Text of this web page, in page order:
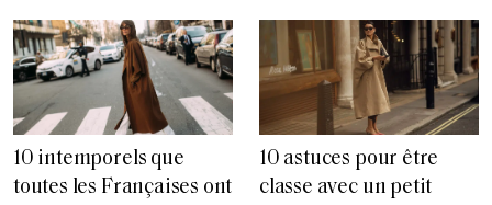
10 intemporels que
toutes les Françaises ont
10 astuces pour être
classe avec un petit